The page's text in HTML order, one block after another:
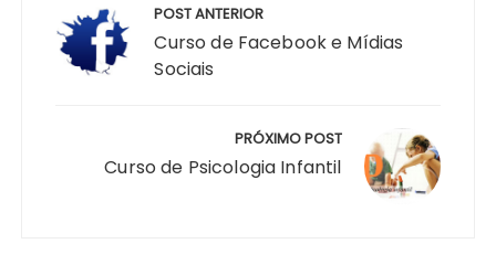
Post
POST ANTERIOR
Curso de Facebook e Mídias
Sociais
PRÓXIMO POST
Curso de Psicologia Infantil